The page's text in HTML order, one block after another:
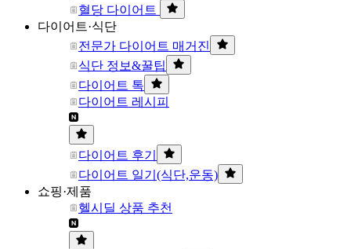
혈당 다이어트
다이어트·식단
전문가 다이어트 매거진
식단 정보&꿀팁
다이어트 톡
다이어트 레시피
다이어트 후기
다이어트 일기(식단,운동)
쇼핑·제품
헬시딜 상품 추천